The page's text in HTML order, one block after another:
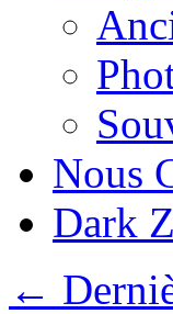
Nous
Dark
←